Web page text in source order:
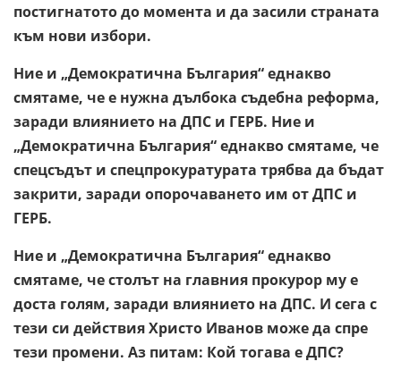
постигнатото до момента и да засили страната
към нови избори.
Ние и „Демократична България“ еднакво
смятаме, че е нужна дълбока съдебна реформа,
заради влиянието на ДПС и ГЕРБ. Ние и
„Демократична България“ еднакво смятаме, че
спецсъдът и спецпрокуратурата трябва да бъдат
закрити, заради опорочаването им от ДПС и
ГЕРБ.
Ние и „Демократична България“ еднакво
смятаме, че столът на главния прокурор му е
доста голям, заради влиянието на ДПС. И сега с
тези си действия Христо Иванов може да спре
тези промени. Аз питам: Кой тогава е ДПС?